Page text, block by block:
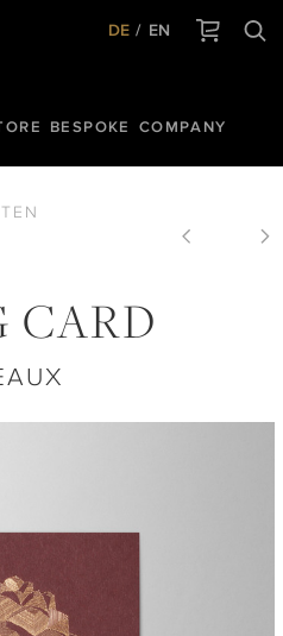
DE EN
BESPOKE
COMPANY
CARD